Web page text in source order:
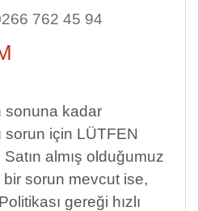
762 45 94
sonuna kadar
sorun için LÜTFEN
almış olduğumuz
sorun mevcut ise,
gereği hızlı